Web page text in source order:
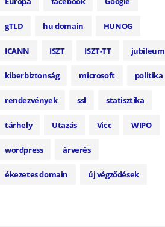
gTLD hu domain HUNOG
ICANN ISZT ISZT-TT jubileum
kiberbiztonság microsoft politika
rendezvények ssl statisztika
tárhely Utazás Vicc WIPO
wordpress árverés
ékezetes domain új végződések